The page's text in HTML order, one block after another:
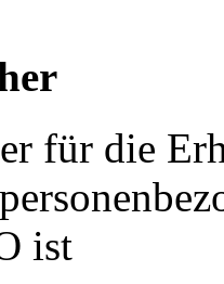
für die
ist